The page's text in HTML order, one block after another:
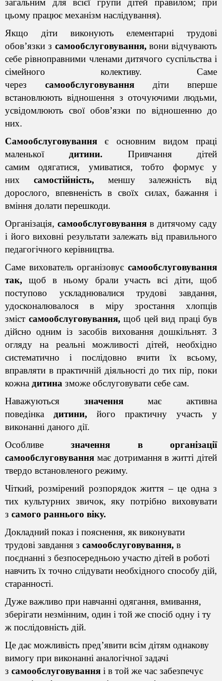
загальним для всієї групи дітей правилом; при
цьому працює механізм наслідування).
Якщо діти виконують елементарні трудові
обов’язки з самообслуговування, вони відчувають
себе рівноправними членами дитячого суспільства і
сімейного колективу. Саме
через самообслуговування діти вперше
встановлюють відношення з оточуючими людьми,
усвідомлюють свої обов’язки по відношенню до
них.
Самообслуговування є основним видом праці
маленької дитини. Привчання дітей
самимодягатися, умиватися, тобто формує у
них самостійність, меншу залежність від
дорослого, впевненість в своїх силах, бажання і
вміння долати перешкоди.
Організація, самообслуговування в дитячому саду
і його виховні результати залежать від правильного
педагогічного керівництва.
Саме вихователь організовує самообслуговування
так, щоб в ньому брали участь всі діти, щоб
поступово ускладнювалисятрудові завдання,
удосконалювалося в міру зростання хлопців
зміст самообслуговування, щоб цей вид праці був
дійсно одним із засобів виховання дошкільнят. З
огляду на реальні можливості дітей, необхідно
систематично і послідовно вчити їх всьому,
вправляти в практичній діяльності до тих пір, поки
кожна дитина зможе обслуговувати себе сам.
Наважуються значення
має активна
поведінка дитини, його практичну участь у
виконанні даного дії.
Особливезначення в організації
самообслуговування має дотримання в житті дітей
твердо встановленого режиму.
Чіткий, розмірений розпорядок життя – це одна з
тих культурних звичок, яку потрібно виховувати
з самого раннього віку.
Докладний показ і пояснення, як виконувати
трудові завдання з самообслуговування, в
поєднанні з безпосередньою участю дітей в роботі
навчить їх точно слідувати необхідного способу дій,
старанності.
Дуже важливо при навчанні одягання, вмивання,
зберігати незмінним, один і той же спосіб одну і ту
ж послідовність дій.
Це дає можливість пред’явити всім дітям однакову
вимогу при виконанні аналогічної задачі
з самообслуговування і в той же час забезпечує